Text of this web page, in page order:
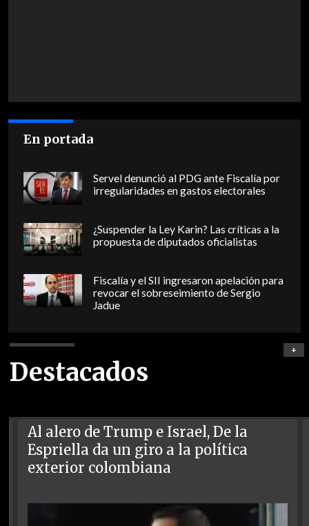
En portada
Servel denunció al PDG ante Fiscalía por
irregularidades en gastos electorales
¿Suspender la Ley Karin? Las críticas a la
propuesta de diputados oficialistas
Fiscalía y el SII ingresaron apelación para
revocar el sobreseimiento de Sergio
Jadue
Destacados
+
Al alero de Trump e Israel, De la
Espriella da un giro a la política
exterior colombiana